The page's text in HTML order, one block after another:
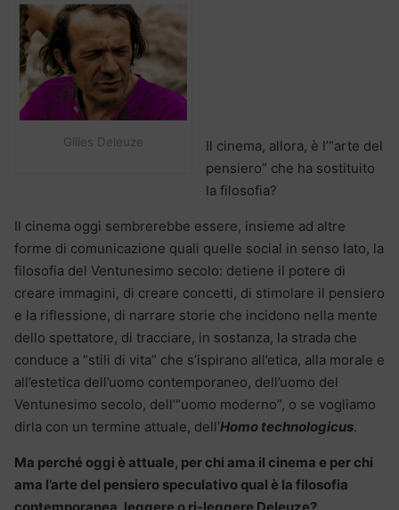
Gilles Deleuze
Il cinema, allora, è l’“arte del
pensiero” che ha sostituito
la filosofia?
Il cinema oggi sembrerebbe essere, insieme ad altre
forme di comunicazione quali quelle social in senso lato, la
filosofia del Ventunesimo secolo: detiene il potere di
creare immagini, di creare concetti, di stimolare il pensiero
e la riflessione, di narrare storie che incidono nella mente
dello spettatore, di tracciare, in sostanza, la strada che
conduce a “stili di vita” che s’ispirano all’etica, alla morale e
all’estetica dell’uomo contemporaneo, dell’uomo del
Ventunesimo secolo, dell’“uomo moderno”, o se vogliamo
dirla con un termine attuale, dell’Homo technologicus.
Ma perché oggi è attuale, per chi ama il cinema e per chi
ama l’arte del pensiero speculativo qual è la filosofia